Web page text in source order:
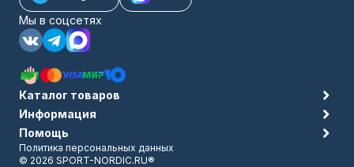
Мы в соцсетях
Каталог товаров
Информация
Помощь
Политика персональных данных
© 2026 SPORT-NORDIC.RU®